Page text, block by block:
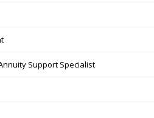
Support Specialist